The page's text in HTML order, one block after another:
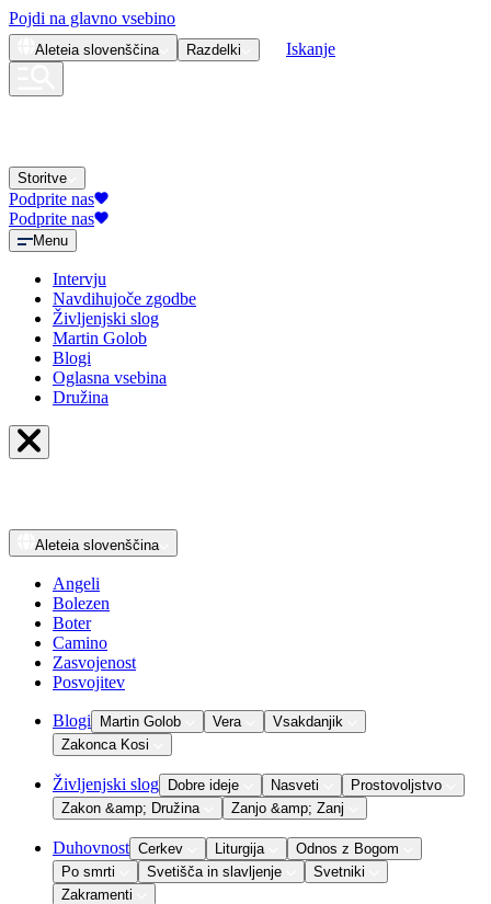
Pojdi na glavno vsebino
Aleteia slovenščina Razdelki Iskanje
Storitve
Podprite nas
Podprite nas
Menu
Intervju
Navdihujoče zgodbe
Življenjski slog
Martin Golob
Blogi
Oglasna vsebina
Družina
Aleteia slovenščina
Angeli
Bolezen
Boter
Camino
Zasvojenost
Posvojitev
Blogi Martin Golob Vera
Vsakdanjik
Zakonca Kosi
Življenjski slog Dobre ideje Nasveti
Prostovoljstvo
Zakon &amp; Družina
Zanjo &amp; Zanj
Duhovnost Cerkev Liturgija
Odnos z Bogom
Po smrti
Svetišča in slavljenje
Svetniki
Zakramenti